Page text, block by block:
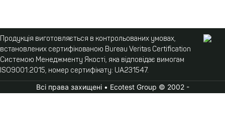
Продукція виготовляється в контрольованих умовах,
встановлених сертифікованою Bureau Veritas Certification
Системою Менеджменту Якості, яка відповідає вимогам
ISO9001:2015, номер сертифікату: UA231547.
Всі права захищені • Ecotest Group © 2002 -